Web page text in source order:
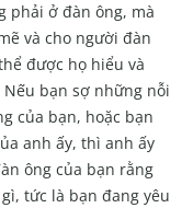
phải ở đàn ông, mà
và cho người đàn
được họ hiểu và
bạn sợ những nỗi
của bạn, hoặc bạn
anh ấy, thì anh ấy
ông của bạn rằng
tức là bạn đang yêu